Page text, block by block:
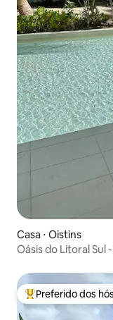
Casa ⋅ Oistins
Oásis do Litoral Sul
Entre os melhores
Preferido dos